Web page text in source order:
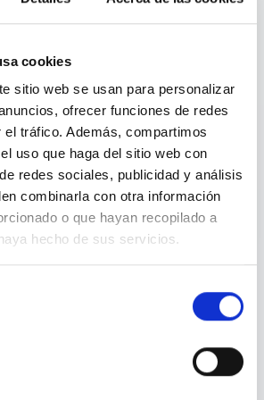
cookies
sitio web se usan para personalizar
ofrecer funciones de redes
tráfico. Además, compartimos
uso que haga del sitio web con
redes sociales, publicidad y análisis
combinarla con otra información
o que hayan recopilado a
hecho de sus servicios.
Para HR
People
para prevenir riesgos
para el empleado. Visibilidad estratégica
Sin acceso a datos individuales.